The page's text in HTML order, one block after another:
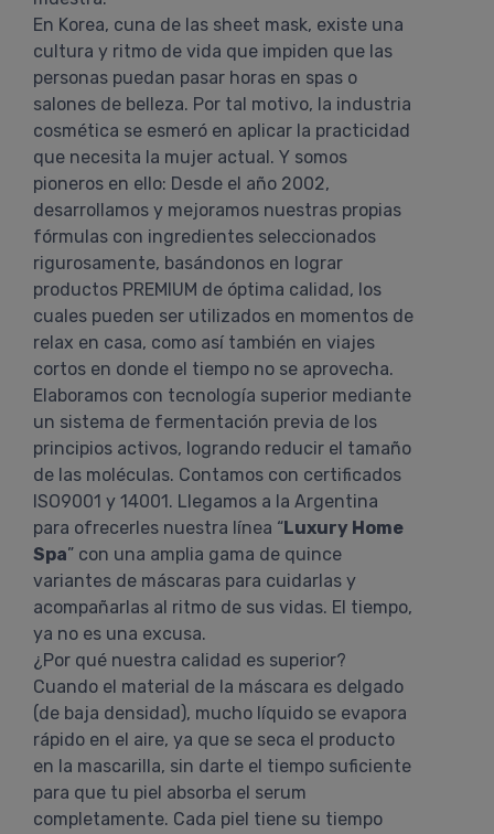
En Korea, cuna de las sheet mask, existe una
cultura y ritmo de vida que impiden que las
personas puedan pasar horas en spas o
salones de belleza. Por tal motivo, la industria
cosmética se esmeró en aplicar la practicidad
que necesita la mujer actual. Y somos
pioneros en ello: Desde el año 2002,
desarrollamos y mejoramos nuestras propias
fórmulas con ingredientes seleccionados
rigurosamente, basándonos en lograr
productos PREMIUM de óptima calidad, los
cuales pueden ser utilizados en momentos de
relax en casa, como así también en viajes
cortos en donde el tiempo no se aprovecha.
Elaboramos con tecnología superior mediante
un sistema de fermentación previa de los
principios activos, logrando reducir el tamaño
de las moléculas. Contamos con certificados
ISO9001 y 14001. Llegamos a la Argentina
para ofrecerles nuestra línea “Luxury Home
Spa” con una amplia gama de quince
variantes de máscaras para cuidarlas y
acompañarlas al ritmo de sus vidas. El tiempo,
ya no es una excusa.
¿Por qué nuestra calidad es superior?
Cuando el material de la máscara es delgado
(de baja densidad), mucho líquido se evapora
rápido en el aire, ya que se seca el producto
en la mascarilla, sin darte el tiempo suficiente
para que tu piel absorba el serum
completamente. Cada piel tiene su tiempo